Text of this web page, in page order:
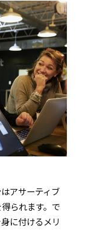
アサーティブ
られます。で
に付けるメリ